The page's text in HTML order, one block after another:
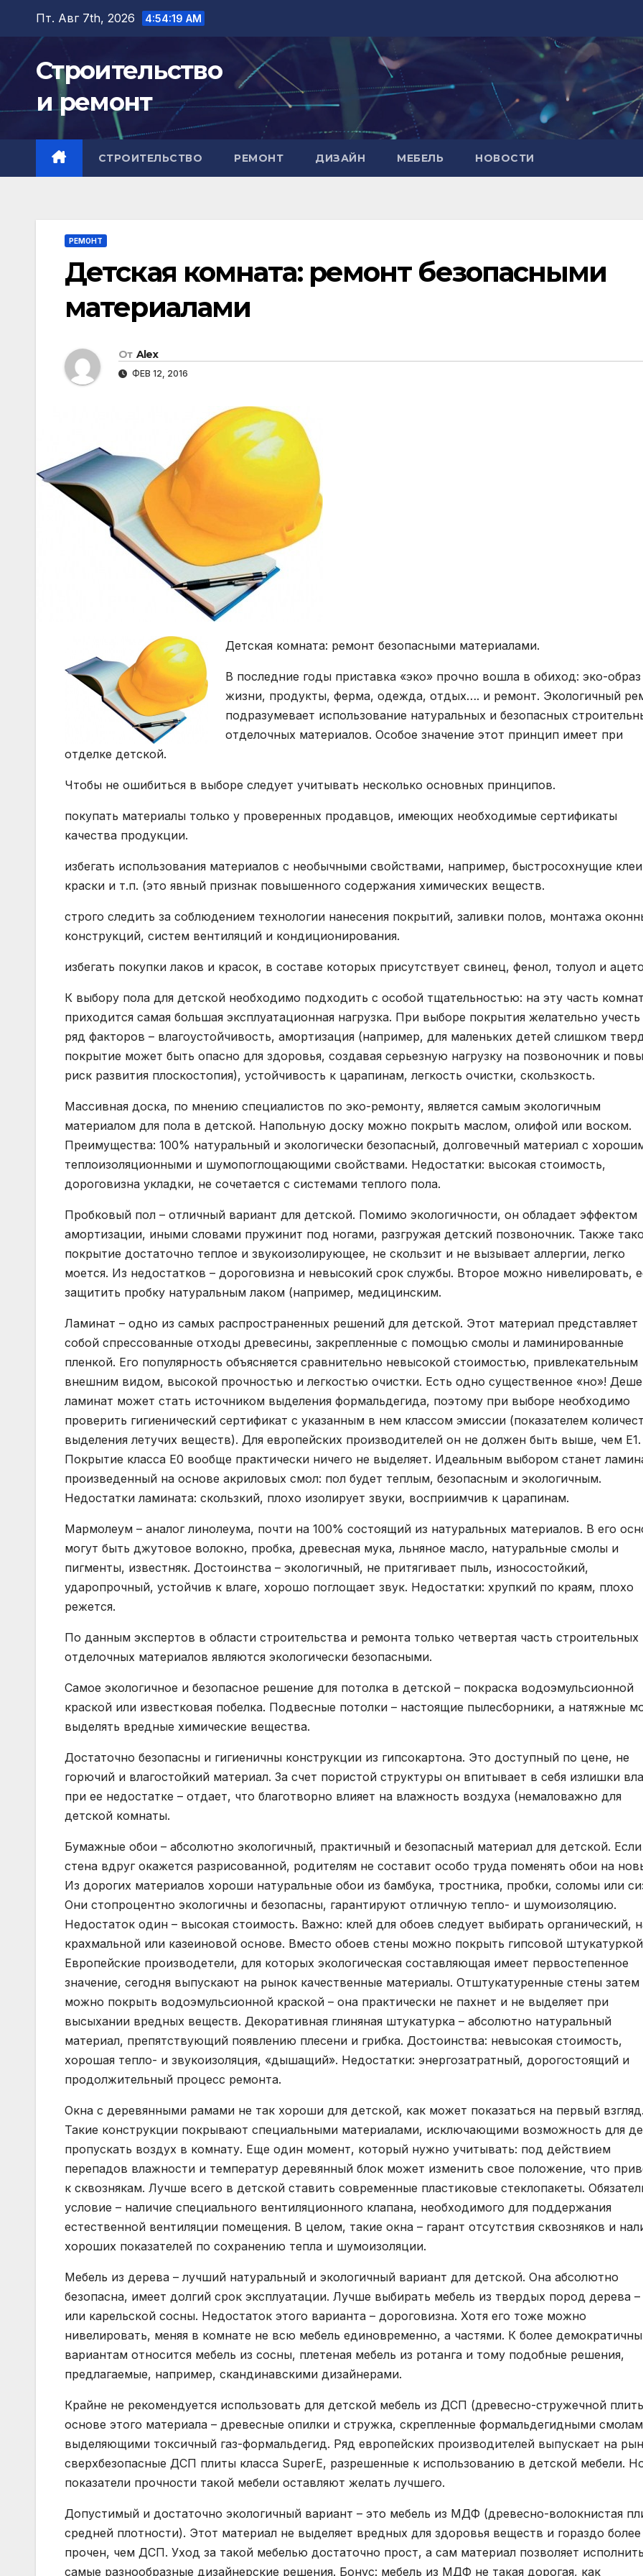
Перейти
содержимому
Пт. Авг 7th, 2026 4:54:20 AM
Строительство
и ремонт
СТРОИТЕЛЬСТВО РЕМОНТ ДИЗАЙН МЕБЕЛЬ НОВОСТИ
РЕМОНТ
Детская комната: ремонт безопасными
материалами
От Alex
ФЕВ 12, 2016
Детская комната: ремонт безопасными материалами.
В последние годы приставка «эко» прочно вошла в обиход: эко-образ
жизни, продукты, ферма, одежда, отдых…. и ремонт. Экологичный
подразумевает использование натуральных и безопасных
отделочных материалов. Особое значение этот принцип имеет при
отделке детской.
Чтобы не ошибиться в выборе следует учитывать несколько основных принципов.
покупать материалы только у проверенных продавцов, имеющих необходимые сертификаты
качества продукции.
избегать использования материалов с необычными свойствами, например, быстросохнущие
краски и т.п. (это явный признак повышенного содержания химических веществ.
строго следить за соблюдением технологии нанесения покрытий, заливки полов, монтажа
конструкций, систем вентиляций и кондиционирования.
избегать покупки лаков и красок, в составе которых присутствует свинец, фенол, толуол и
К выбору пола для детской необходимо подходить с особой тщательностью: на эту часть
приходится самая большая эксплуатационная нагрузка. При выборе покрытия желательно
ряд факторов – влагоустойчивость, амортизация (например, для маленьких детей слишком
покрытие может быть опасно для здоровья, создавая серьезную нагрузку на позвоночник и
риск развития плоскостопия), устойчивость к царапинам, легкость очистки, скользкость.
Массивная доска, по мнению специалистов по эко-ремонту, является самым экологичным
материалом для пола в детской. Напольную доску можно покрыть маслом, олифой или воском.
Преимущества: 100% натуральный и экологически безопасный, долговечный материал с
теплоизоляционными и шумопоглощающими свойствами. Недостатки: высокая стоимость,
дороговизна укладки, не сочетается с системами теплого пола.
Пробковый пол – отличный вариант для детской. Помимо экологичности, он обладает эффектом
амортизации, иными словами пружинит под ногами, разгружая детский позвоночник. Также
покрытие достаточно теплое и звукоизолирующее, не скользит и не вызывает аллергии, легко
моется. Из недостатков – дороговизна и невысокий срок службы. Второе можно нивелировать,
защитить пробку натуральным лаком (например, медицинским.
Ламинат – одно из самых распространенных решений для детской. Этот материал представляет
собой спрессованные отходы древесины, закрепленные с помощью смолы и ламинированные
пленкой. Его популярность объясняется сравнительно невысокой стоимостью, привлекательным
внешним видом, высокой прочностью и легкостью очистки. Есть одно существенное «но»!
ламинат может стать источником выделения формальдегида, поэтому при выборе необходимо
проверить гигиенический сертификат с указанным в нем классом эмиссии (показателем
выделения летучих веществ). Для европейских производителей он не должен быть выше, чем Е1.
Покрытие класса Е0 вообще практически ничего не выделяет. Идеальным выбором станет
произведенный на основе акриловых смол: пол будет теплым, безопасным и экологичным.
Недостатки ламината: скользкий, плохо изолирует звуки, восприимчив к царапинам.
Мармолеум – аналог линолеума, почти на 100% состоящий из натуральных материалов. В его
могут быть джутовое волокно, пробка, древесная мука, льняное масло, натуральные смолы и
пигменты, известняк. Достоинства – экологичный, не притягивает пыль, износостойкий,
ударопрочный, устойчив к влаге, хорошо поглощает звук. Недостатки: хрупкий по краям, плохо
режется.
По данным экспертов в области строительства и ремонта только четвертая часть строительных
отделочных материалов являются экологически безопасными.
Самое экологичное и безопасное решение для потолка в детской – покраска водоэмульсионной
краской или известковая побелка. Подвесные потолки – настоящие пылесборники, а натяжные
выделять вредные химические вещества.
Достаточно безопасны и гигиеничны конструкции из гипсокартона. Это доступный по цене, не
горючий и влагостойкий материал. За счет пористой структуры он впитывает в себя излишки
при ее недостатке – отдает, что благотворно влияет на влажность воздуха (немаловажно для
детской комнаты.
Бумажные обои – абсолютно экологичный, практичный и безопасный материал для детской. Если
стена вдруг окажется разрисованной, родителям не составит особо труда поменять обои на
Из дорогих материалов хороши натуральные обои из бамбука, тростника, пробки, соломы или
Они стопроцентно экологичны и безопасны, гарантируют отличную тепло- и шумоизоляцию.
Недостаток один – высокая стоимость. Важно: клей для обоев следует выбирать органический,
крахмальной или казеиновой основе. Вместо обоев стены можно покрыть гипсовой
Европейские производетели, для которых экологическая составляющая имеет первостепенное
значение, сегодня выпускают на рынок качественные материалы. Отштукатуренные стены затем
можно покрыть водоэмульсионной краской – она практически не пахнет и не выделяет при
высыхании вредных веществ. Декоративная глиняная штукатурка – абсолютно натуральный
материал, препятствующий появлению плесени и грибка. Достоинства: невысокая стоимость,
хорошая тепло- и звукоизоляция, «дышащий». Недостатки: энергозатратный, дорогостоящий и
продолжительный процесс ремонта.
Окна с деревянными рамами не так хороши для детской, как может показаться на первый взгляд.
Такие конструкции покрывают специальными материалами, исключающими возможность для
пропускать воздух в комнату. Еще один момент, который нужно учитывать: под действием
перепадов влажности и температур деревянный блок может изменить свое положение, что
к сквознякам. Лучше всего в детской ставить современные пластиковые стеклопакеты.
условие – наличие специального вентиляционного клапана, необходимого для поддержания
естественной вентиляции помещения. В целом, такие окна – гарант отсутствия сквозняков и
хороших показателей по сохранению тепла и шумоизоляции.
Мебель из дерева – лучший натуральный и экологичный вариант для детской. Она абсолютно
безопасна, имеет долгий срок эксплуатации. Лучше выбирать мебель из твердых пород дерева –
или карельской сосны. Недостаток этого варианта – дороговизна. Хотя его тоже можно
нивелировать, меняя в комнате не всю мебель единовременно, а частями. К более
вариантам относится мебель из сосны, плетеная мебель из ротанга и тому подобные решения,
предлагаемые, например, скандинавскими дизайнерами.
Крайне не рекомендуется использовать для детской мебель из ДСП (древесно-стружечной
основе этого материала – древесные опилки и стружка, скрепленные формальдегидными
выделяющими токсичный газ-формальдегид. Ряд европейских производителей выпускает на
сверхбезопасные ДСП плиты класса SuperE, разрешенные к использованию в детской мебели.
показатели прочности такой мебели оставляют желать лучшего.
Допустимый и достаточно экологичный вариант – это мебель из МДФ (древесно-волокнистая
средней плотности). Этот материал не выделяет вредных для здоровья веществ и гораздо более
прочен, чем ДСП. Уход за такой мебелью достаточно прост, а сам материал позволяет исполнить
самые разнообразные дизайнерские решения. Бонус: мебель из МДФ не такая дорогая, как